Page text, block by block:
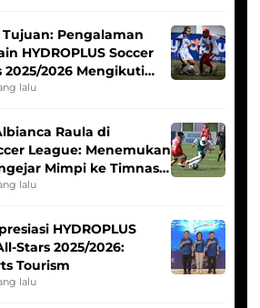
Pengalaman
HYDROPLUS Soccer
2025/2026 Mengikuti
Putri
lalu
Raula di
League: Menemukan
Mimpi ke Timnas
lalu
HYDROPLUS
Stars 2025/2026:
Tourism
lalu